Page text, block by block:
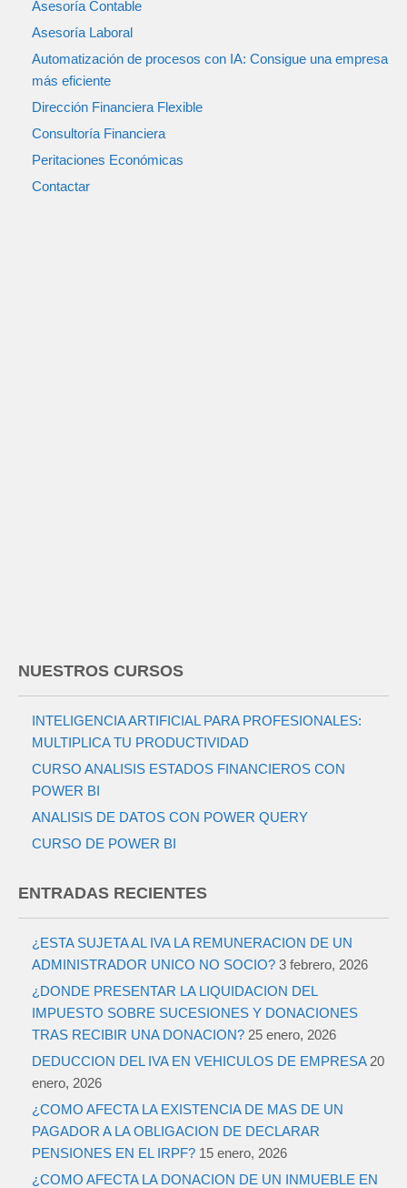
Asesoría Contable
Asesoría Laboral
Automatización de procesos con IA: Consigue una empresa
más eficiente
Dirección Financiera Flexible
Consultoría Financiera
Peritaciones Económicas
Contactar
NUESTROS CURSOS
INTELIGENCIA ARTIFICIAL PARA PROFESIONALES:
MULTIPLICA TU PRODUCTIVIDAD
CURSO ANALISIS ESTADOS FINANCIEROS CON
POWER BI
ANALISIS DE DATOS CON POWER QUERY
CURSO DE POWER BI
ENTRADAS RECIENTES
¿ESTA SUJETA AL IVA LA REMUNERACION DE UN
ADMINISTRADOR UNICO NO SOCIO? 3 febrero, 2026
¿DONDE PRESENTAR LA LIQUIDACION DEL
IMPUESTO SOBRE SUCESIONES Y DONACIONES
TRAS RECIBIR UNA DONACION? 25 enero, 2026
DEDUCCION DEL IVA EN VEHICULOS DE EMPRESA 20
enero, 2026
¿COMO AFECTA LA EXISTENCIA DE MAS DE UN
PAGADOR A LA OBLIGACION DE DECLARAR
PENSIONES EN EL IRPF? 15 enero, 2026
¿COMO AFECTA LA DONACION DE UN INMUEBLE EN